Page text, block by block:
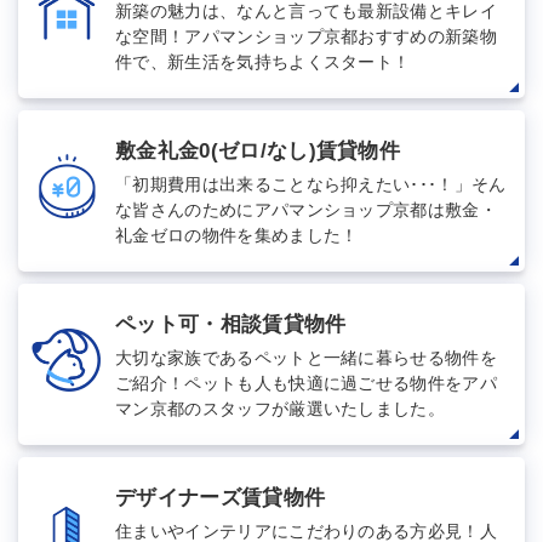
新築の魅力は、なんと言っても最新設備とキレイ
な空間！アパマンショップ京都おすすめの新築物
件で、新生活を気持ちよくスタート！
敷金礼金0(ゼロ/なし)賃貸物件
「初期費用は出来ることなら抑えたい･･･！」そん
な皆さんのためにアパマンショップ京都は敷金・
礼金ゼロの物件を集めました！
ペット可・相談賃貸物件
大切な家族であるペットと一緒に暮らせる物件を
ご紹介！ペットも人も快適に過ごせる物件をアパ
マン京都のスタッフが厳選いたしました。
デザイナーズ賃貸物件
住まいやインテリアにこだわりのある方必見！人